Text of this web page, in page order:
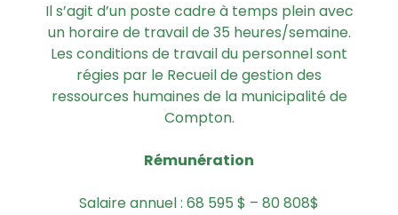
Il s’agit d’un poste cadre à temps plein avec
un horaire de travail de 35 heures/semaine.
Les conditions de travail du personnel sont
régies par le Recueil de gestion des
ressources humaines de la municipalité de
Compton.
Rémunération
Salaire annuel : 68 595 $ – 80 808$